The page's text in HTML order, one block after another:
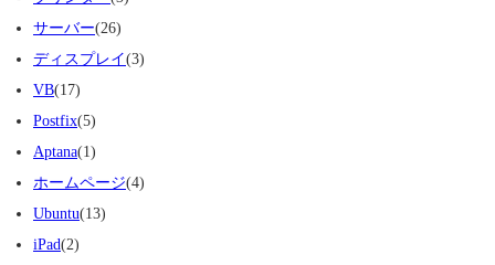
サーバー(26)
ディスプレイ(3)
VB(17)
Postfix(5)
Aptana(1)
ホームページ(4)
Ubuntu(13)
iPad(2)